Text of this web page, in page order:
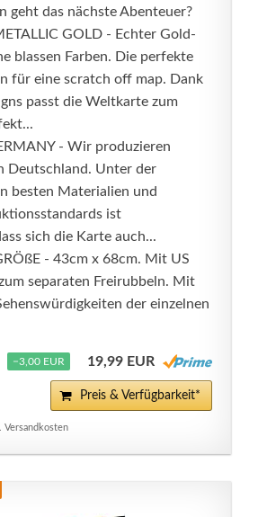
geht das nächste Abenteuer?
GOLD - Echter Gold-
blassen Farben. Die perfekte
für eine scratch off map. Dank
passt die Weltkarte zum
- Wir produzieren
Deutschland. Unter der
besten Materialien und
ist
sich die Karte auch...
- 43cm x 68cm. Mit US
separaten Freirubbeln. Mit
der einzelnen
−3,00 EUR 19,99 EUR
Preis & Verfügbarkeit*
Versandkosten